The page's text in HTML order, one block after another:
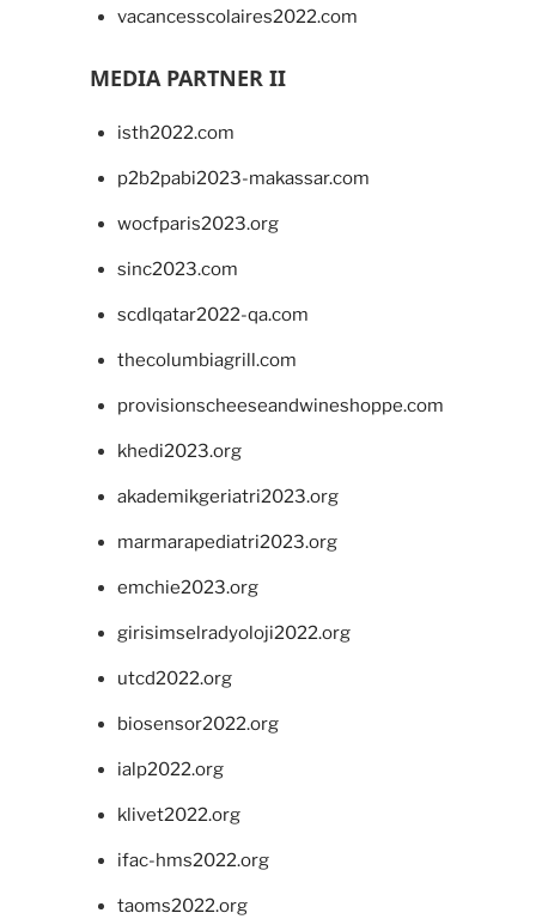
vacancesscolaires2022.com
MEDIA PARTNER II
isth2022.com
p2b2pabi2023-makassar.com
wocfparis2023.org
sinc2023.com
scdlqatar2022-qa.com
thecolumbiagrill.com
provisionscheeseandwineshoppe.com
khedi2023.org
akademikgeriatri2023.org
marmarapediatri2023.org
emchie2023.org
girisimselradyoloji2022.org
utcd2022.org
biosensor2022.org
ialp2022.org
klivet2022.org
ifac-hms2022.org
taoms2022.org